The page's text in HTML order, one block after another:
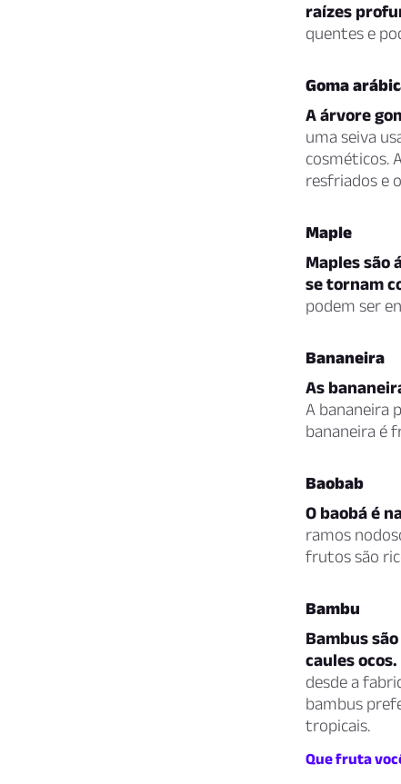
raízes
quentes e
Goma
A árvore
uma seiva
cosméticos.
resfriados e
Maple
Maples são
se tornam
podem ser
Bananeira
As
A bananeira
bananeira é
Baobab
O baobá é
ramos
frutos são
Bambu
Bambus
caules ocos.
desde a
bambus
tropicais.
Que fruta